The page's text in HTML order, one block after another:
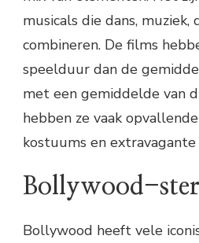
musicals die dans,
combineren. De films
speelduur dan de
met een gemiddelde van
hebben ze vaak
kostuums en
Bollywood-
Bollywood heeft vele